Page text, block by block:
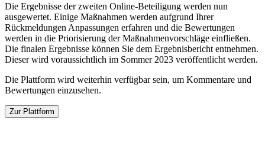
Die Ergebnisse der zweiten Online-Beteiligung werden nun
ausgewertet. Einige Maßnahmen werden aufgrund Ihrer
Rückmeldungen Anpassungen erfahren und die Bewertungen
werden in die Priorisierung der Maßnahmenvorschläge einfließen.
Die finalen Ergebnisse können Sie dem Ergebnisbericht entnehmen.
Dieser wird voraussichtlich im Sommer 2023 veröffentlicht werden.
Die Plattform wird weiterhin verfügbar sein, um Kommentare und
Bewertungen einzusehen.
Zur Plattform